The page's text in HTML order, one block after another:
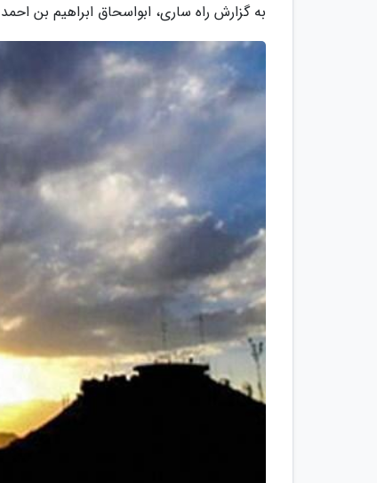
به گزارش راه ساری، ابواسحاق ابراهیم بن